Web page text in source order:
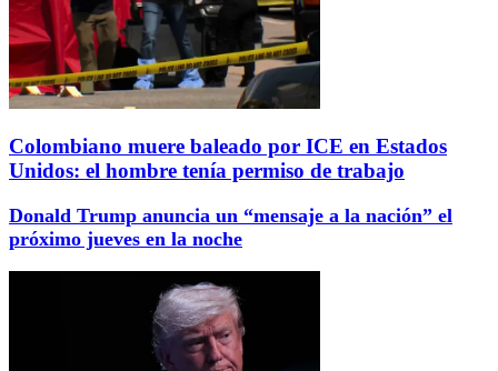
Colombiano muere baleado por ICE en Estados
Unidos: el hombre tenía permiso de trabajo
Donald Trump anuncia un “mensaje a la nación” el
próximo jueves en la noche